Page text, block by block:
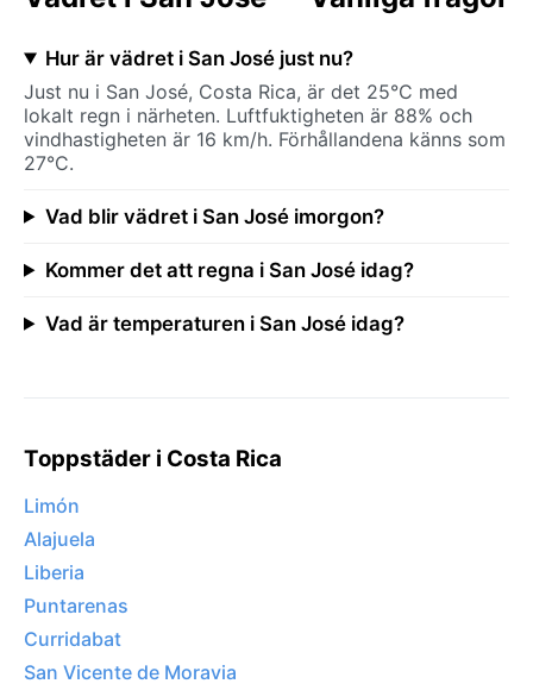
Hur är vädret i San José just nu?
Just nu i San José, Costa Rica, är det 25°C med
lokalt regn i närheten. Luftfuktigheten är 88% och
vindhastigheten är 16 km/h. Förhållandena känns som
27°C.
Vad blir vädret i San José imorgon?
Kommer det att regna i San José idag?
Vad är temperaturen i San José idag?
Toppstäder i Costa Rica
Limón
Alajuela
Liberia
Puntarenas
Curridabat
San Vicente de Moravia